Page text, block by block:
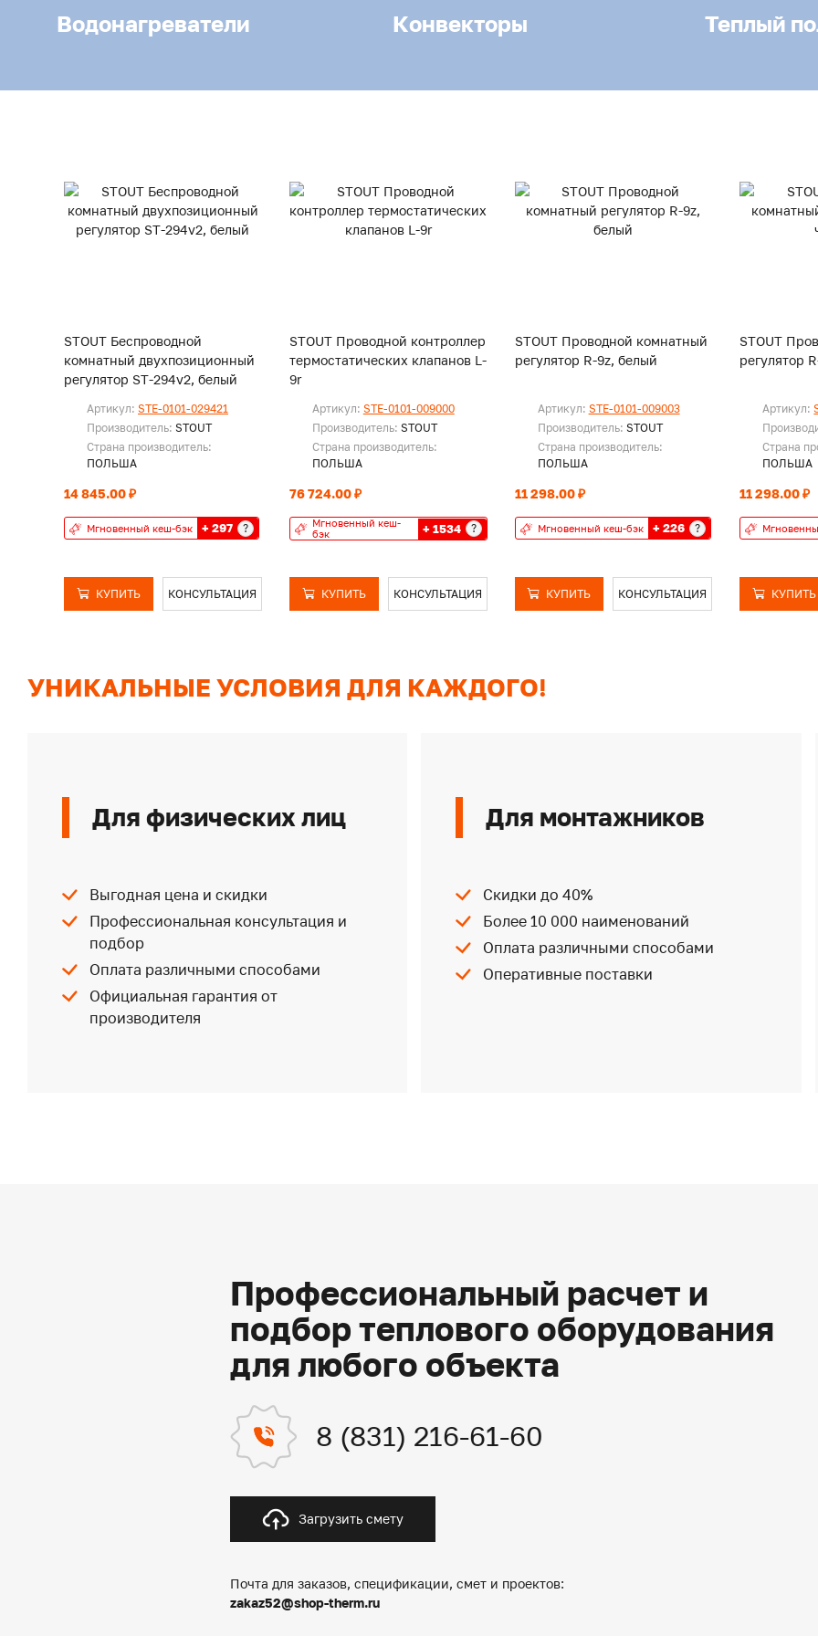
Водонагреватели Конвекторы Теплый
STOUT Беспроводной
комнатный двухпозиционный
регулятор ST-294v2, белый
Артикул: STE-0101-029421
Производитель: STOUT
Страна производитель:
ПОЛЬША
14 845.00 ₽
Мгновенный кеш-бэк + 297 ?
КУПИТЬ КОНСУЛЬТАЦИЯ
STOUT Проводной контроллер
термостатических клапанов L-
9r
Артикул: STE-0101-009000
Производитель: STOUT
Страна производитель:
ПОЛЬША
76 724.00 ₽
Мгновенный кеш-
бэк
+ 1534 ?
КУПИТЬ КОНСУЛЬТАЦИЯ
STOUT Проводной комнатный
регулятор R-9z, белый
Артикул: STE-0101-009003
Производитель: STOUT
Страна производитель:
ПОЛЬША
11 298.00 ₽
Мгновенный кеш-бэк + 226 ?
КУПИТЬ КОНСУЛЬТАЦИЯ
STOUT
регулятор
Артикул:
Страна
ПОЛЬША
11 298.00 ₽
КУПИТЬ
УНИКАЛЬНЫЕ УСЛОВИЯ ДЛЯ КАЖДОГО!
Для физических лиц
Выгодная цена и скидки
Профессиональная консультация и
подбор
Оплата различными способами
Официальная гарантия от
производителя
Для монтажников
Скидки до 40%
Более 10 000 наименований
Оплата различными способами
Оперативные поставки
Профессиональный расчет и
подбор теплового оборудования
для любого объекта
8 (831) 216-61-60
Загрузить смету
Почта для заказов, спецификации, смет и проектов:
zakaz52@shop-therm.ru